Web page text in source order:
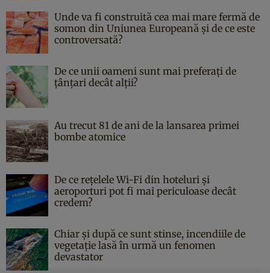
Unde va fi construită cea mai mare fermă de
somon din Uniunea Europeană și de ce este
controversată?
De ce unii oameni sunt mai preferați de
țânțari decât alții?
Au trecut 81 de ani de la lansarea primei
bombe atomice
De ce rețelele Wi-Fi din hoteluri și
aeroporturi pot fi mai periculoase decât
credem?
Chiar și după ce sunt stinse, incendiile de
vegetație lasă în urmă un fenomen
devastator